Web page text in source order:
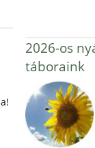
2026-os
táboraink